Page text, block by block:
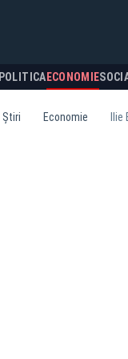
POLITICA ECONOMIE
Știri Economie